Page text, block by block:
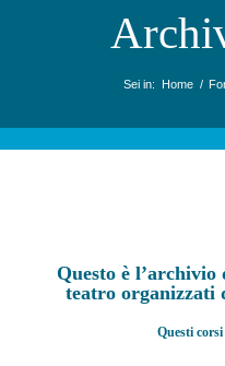
Sei in: Home /
Questo è
teatro organizzati
Questi